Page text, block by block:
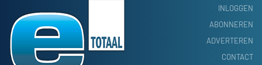
INLOGGEN
ABONNEREN
ADVERTEREN
CONTACT
HOME
PRODUCTNIEUWS